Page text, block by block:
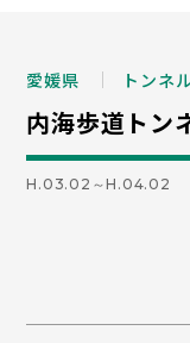
愛媛県 トンネ
内海歩道トン
H.03.02～H.04.02